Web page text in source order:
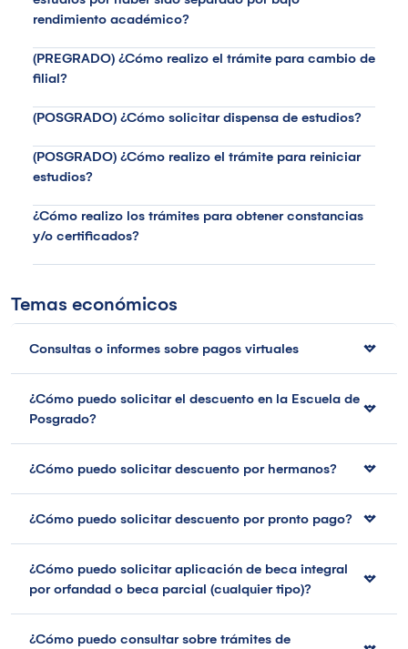
rendimiento académico?
(PREGRADO) ¿Cómo realizo el trámite para cambio de
filial?
(POSGRADO) ¿Cómo solicitar dispensa de estudios?
(POSGRADO) ¿Cómo realizo el trámite para reiniciar
estudios?
¿Cómo realizo los trámites para obtener constancias
y/o certificados?
Temas económicos
Consultas o informes sobre pagos virtuales
¿Cómo puedo solicitar el descuento en la Escuela de
Posgrado?
¿Cómo puedo solicitar descuento por hermanos?
¿Cómo puedo solicitar descuento por pronto pago?
¿Cómo puedo solicitar aplicación de beca integral
por orfandad o beca parcial (cualquier tipo)?
¿Cómo puedo consultar sobre trámites de